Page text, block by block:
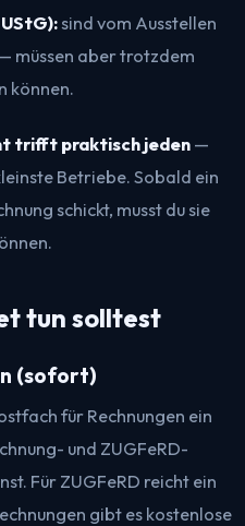
sind vom Ausstellen
müssen aber trotzdem
können.
trifft praktisch jeden —
Betriebe. Sobald ein
schickt, musst du sie
tun solltest
(sofort)
für Rechnungen ein
und ZUGFeRD-
Für ZUGFeRD reicht ein
gibt es kostenlose